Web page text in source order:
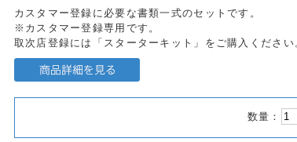
カスタマー登録に必要な書類一式のセットです。
※カスタマー登録専用です。
取次店登録には「スターターキット」をご購入ください
数量：